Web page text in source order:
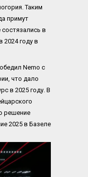
Таким
примут
в
2024 году в
Nemo с
что дало
в 2025 году. В
решение
2025 в Базеле